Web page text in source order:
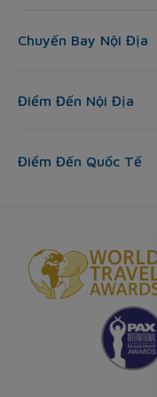
Chuyến Bay Nội Địa
Điểm Đến Nội Địa
Điểm Đến Quốc Tế